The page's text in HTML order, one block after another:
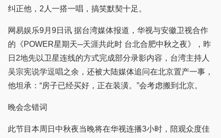
纠正他，2人一搭一唱，搞笑默契十足。
网易娱乐9月9日讯 据台湾媒体报道，华视与安徽卫视合作
的《POWER星期天─天涯共此时 台北合肥中秋之夜》，昨
日2地先以卫星连线的方式完成部分录影内容，台湾主持人
吴宗宪说学逗唱之余，还被大陆媒体追问在北京置产一事，
他坦承：“房子已经买好，正在装潢。”会考虑搬到北京。
晚会念错词
此节目本周日中秋夜当晚将在华视连播3小时，陪观众度佳